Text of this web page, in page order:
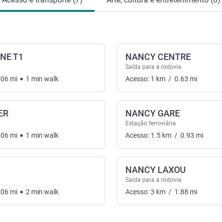
T1
mi 1 min walk
mi 1 min walk
mi 2 min walk
NANCY CENTRE
Saída para a rodovia
Acesso: 1 km / 0.63 mi
NANCY GARE
Estação ferroviária
Acesso: 1.5 km / 0.93 mi
NANCY LAXOU
Saída para a rodovia
Acesso:3 km / 1.88 mi